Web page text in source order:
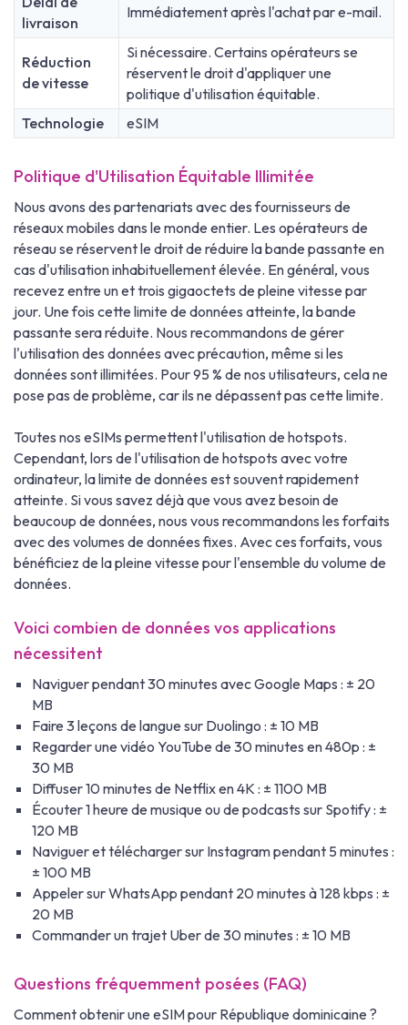
livraison
Immédiatement après l'achat par e-mail.
Réduction
de vitesse
Si nécessaire. Certains opérateurs se
réservent le droit d'appliquer une
politique d'utilisation équitable.
Technologie
eSIM
Politique d'Utilisation Équitable Illimitée
Nous avons des partenariats avec des fournisseurs de
réseaux mobiles dans le monde entier. Les opérateurs de
réseau se réservent le droit de réduire la bande passante en
cas d'utilisation inhabituellement élevée. En général, vous
recevez entre un et trois gigaoctets de pleine vitesse par
jour. Une fois cette limite de données atteinte, la bande
passante sera réduite. Nous recommandons de gérer
l'utilisation des données avec précaution, même si les
données sont illimitées. Pour 95 % de nos utilisateurs, cela ne
pose pas de problème, car ils ne dépassent pas cette limite.
Toutes nos eSIMs permettent l'utilisation de hotspots.
Cependant, lors de l'utilisation de hotspots avec votre
ordinateur, la limite de données est souvent rapidement
atteinte. Si vous savez déjà que vous avez besoin de
beaucoup de données, nous vous recommandons les forfaits
avec des volumes de données fixes. Avec ces forfaits, vous
bénéficiez de la pleine vitesse pour l'ensemble du volume de
données.
Voici combien de données vos applications
nécessitent
Naviguer pendant 30 minutes avec Google Maps : ± 20
MB
Faire 3 leçons de langue sur Duolingo : ± 10 MB
Regarder une vidéo YouTube de 30 minutes en 480p : ±
30 MB
Diffuser 10 minutes de Netflix en 4K : ± 1100 MB
Écouter 1 heure de musique ou de podcasts sur Spotify : ±
120 MB
Naviguer et télécharger sur Instagram pendant 5 minutes :
± 100 MB
Appeler sur WhatsApp pendant 20 minutes à 128 kbps : ±
20 MB
Commander un trajet Uber de 30 minutes : ± 10 MB
Questions fréquemment posées (FAQ)
Comment obtenir une eSIM pour République dominicaine ?